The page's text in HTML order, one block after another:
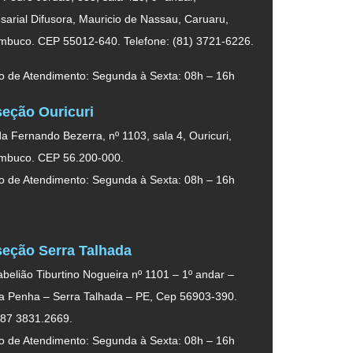
Difusora, Mauricio de Nassau, Caruaru,
CEP 55012-640. Telefone: (81) 3721-6226.
de Atendimento: Segunda à Sexta: 08h – 16h
Ouricuri
Fernando Bezerra, nº 1103, sala 4, Ouricuri,
CEP 56.200-000.
de Atendimento: Segunda à Sexta: 08h – 16h
Serra Talhada
Tiburtino Nogueira nº 1101 – 1º andar –
Penha – Serra Talhada – PE, Cep 56903-390.
3831.2669.
de Atendimento: Segunda à Sexta: 08h – 16h